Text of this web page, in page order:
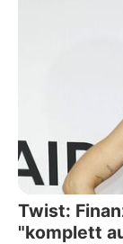
Twist:
"komplett